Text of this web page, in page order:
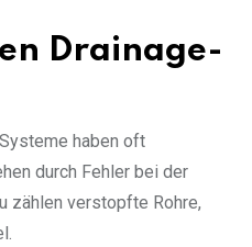
Drainage-
haben oft
durch Fehler bei der
zählen verstopfte Rohre,